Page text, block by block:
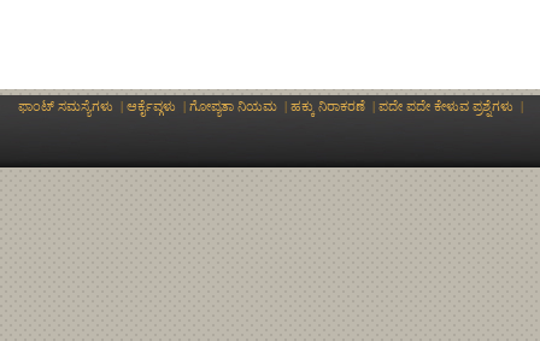
ಫಾಂಟ್ ಸಮಸ್ಯೆಗಳು | ಆರ್ಕೈವ್ಗಳು | ಗೋಪ್ಯತಾ ನಿಯಮ | ಹಕ್ಕು ನಿರಾಕರಣೆ | ಪದೇ ಪದೇ ಕೇಳುವ ಪ್ರಶ್ನೆಗಳು |